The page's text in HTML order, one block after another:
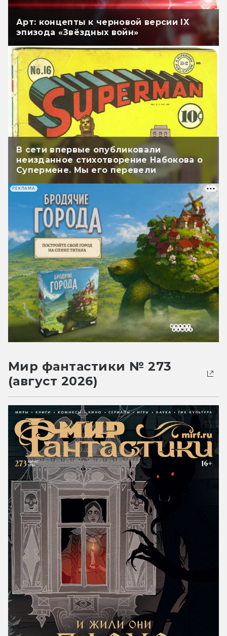
Арт: концепты к черновой версии IX
эпизода «Звёздных войн»
В сети впервые опубликовали
неизданное стихотворение Набокова о
Супермене. Мы его перевели
РЕКЛАМА
Мир фантастики № 273
(август 2026)